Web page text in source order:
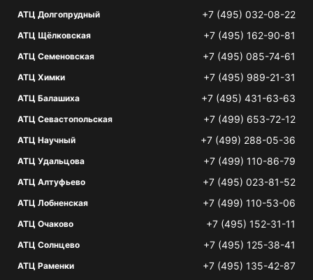
АТЦ Долгопрудный +7 (495) 032-08-22
АТЦ Щёлковская +7 (495) 162-90-81
АТЦ Семеновская +7 (495) 085-74-61
АТЦ Химки +7 (495) 989-21-31
АТЦ Балашиха +7 (495) 431-63-63
АТЦ Севастопольская +7 (499) 653-72-12
АТЦ Научный +7 (499) 288-05-36
АТЦ Удальцова +7 (499) 110-86-79
АТЦ Алтуфьево +7 (495) 023-81-52
АТЦ Лобненская +7 (499) 110-53-06
АТЦ Очаково +7 (495) 152-31-11
АТЦ Солнцево +7 (495) 125-38-41
АТЦ Раменки +7 (495) 135-42-87